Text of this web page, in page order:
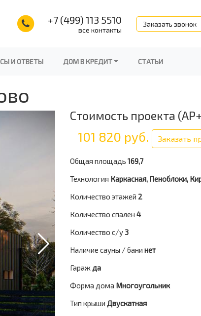
+7 (499) 113 5510
все контакты
Заказать звонок
И ОТВЕТЫ ДОМ В КРЕДИТ СТАТЬИ
Стоимость проекта
101 820 руб. Заказать
Общая площадь 169,7
Технология Каркасная, Пеноблоки,
Количество этажей 2
Количество спален 4
Количество с/у 3
Наличие сауны / бани нет
Гаражда
Форма дома Многоугольник
Тип крыши Двускатная